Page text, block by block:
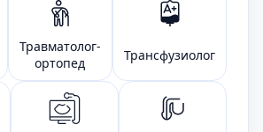
Травматолог-
ортопед
Трансфузиолог